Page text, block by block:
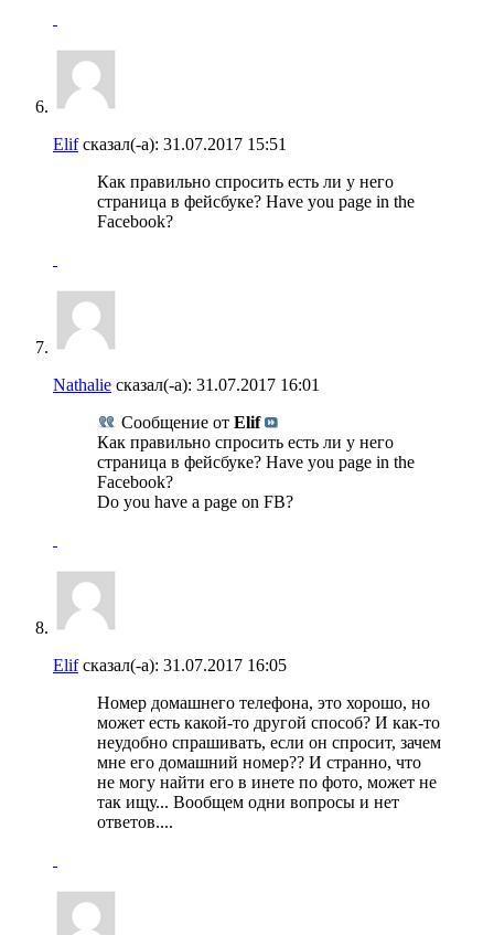
Elifсказал(-а): 31.07.2017 15:51
Как правильно спросить есть ли у него
страница в фейсбуке? Have you page in the
Facebook?
Nathalie сказал(-а): 31.07.2017 16:01
Сообщение от Elif
Как правильно спросить есть ли у него
страница в фейсбуке? Have you page in the
Facebook?
Do you have a page on FB?
Elifсказал(-а): 31.07.2017 16:05
Номер домашнего телефона, это хорошо, но
может есть какой-то другой способ? И как-то
неудобно спрашивать, если он спросит, зачем
мне его домашний номер?? И странно, что
не могу найти его в инете по фото, может не
так ищу... Вообщем одни вопросы и нет
ответов....